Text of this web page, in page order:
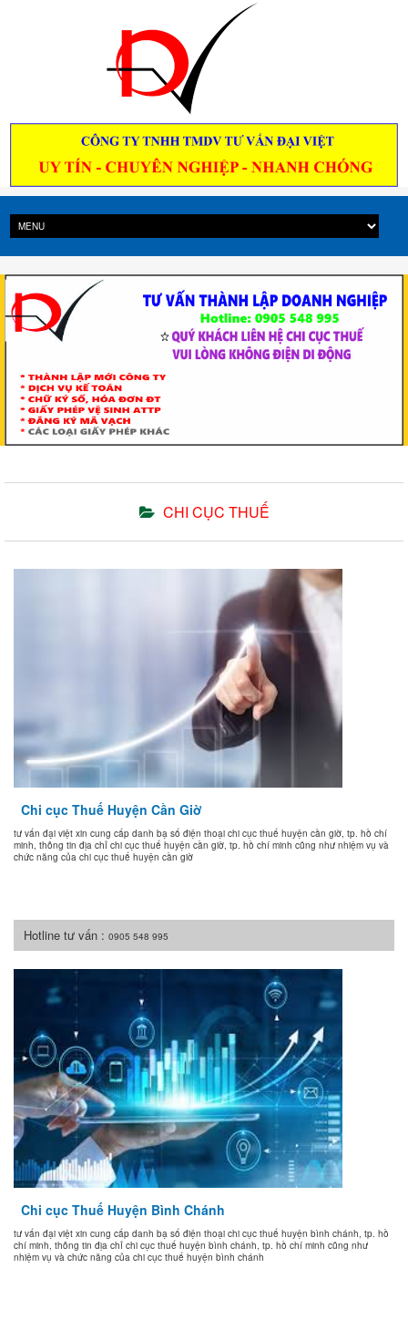
CHI CỤC THUẾ
Chi cục Thuế Huyện Cần Giờ
tư vấn đại việt xin cung cấp danh bạ số điện thoại chi cục thuế huyện cần giờ, tp. hồ chí
minh, thông tin địa chỉ chi cục thuế huyện cần giờ, tp. hồ chí minh cũng như nhiệm vụ và
chức năng của chi cục thuế huyện cần giờ
Hotline tư vấn : 0905 548 995
Chi cục Thuế Huyện Bình Chánh
tư vấn đại việt xin cung cấp danh bạ số điện thoại chi cục thuế huyện bình chánh, tp. hồ
chí minh, thông tin địa chỉ chi cục thuế huyện bình chánh, tp. hồ chí minh cũng như
nhiệm vụ và chức năng của chi cục thuế huyện bình chánh